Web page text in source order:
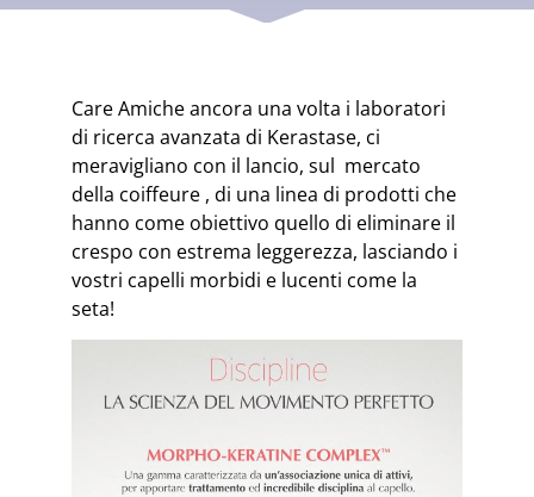
Care Amiche ancora una volta i laboratori
di ricerca avanzata di Kerastase, ci
meravigliano con il lancio, sul mercato
della coiffeure , di una linea di prodotti che
hanno come obiettivo quello di eliminare il
crespo con estrema leggerezza, lasciando i
vostri capelli morbidi e lucenti come la
seta!